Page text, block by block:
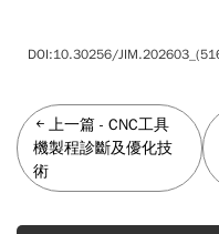
DOI:10.30256/
上一篇 - CNC工具
機製程診斷及優化技
術